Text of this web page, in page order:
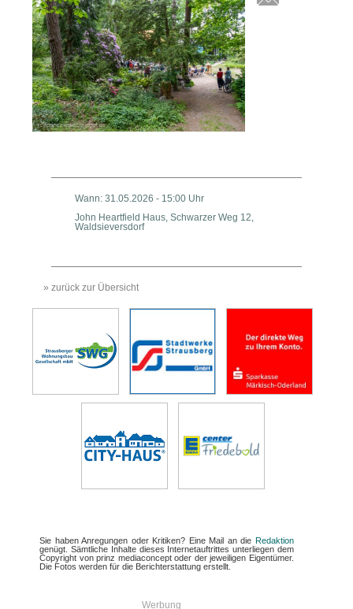
Wann: 31.05.2026 - 15:00 Uhr
John Heartfield Haus, Schwarzer Weg 12,
Waldsieversdorf
» zurück zur Übersicht
Sie haben Anregungen oder Kritiken? Eine Mail an die Redaktion
genügt. Sämtliche Inhalte dieses Internetauftrittes unterliegen dem
Copyright von prinz mediaconcept oder der jeweiligen Eigentümer.
Die Fotos werden für die Berichterstattung erstellt.
Werbung